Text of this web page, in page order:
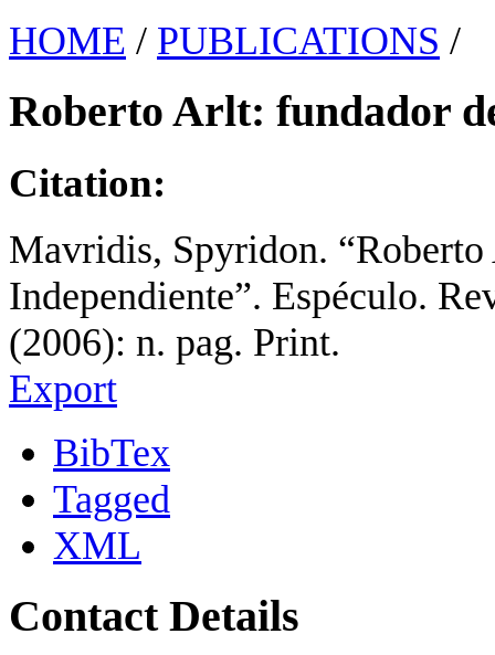
HOME / PUBLICATIONS /
Roberto Arlt: fundador
Citation:
Mavridis, Spyridon.
Independiente”. Espéculo.
(2006): n. pag. Print.
Export
BibTex
Tagged
XML
Contact Details